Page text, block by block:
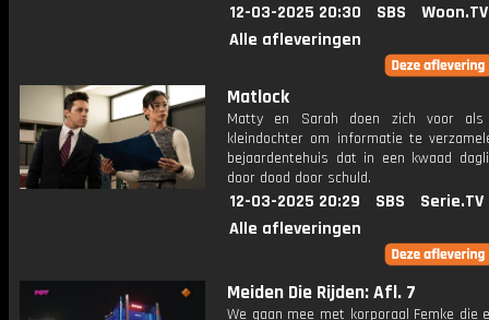
12-03-2025 20:30 SBS
Woon.TV
Alle afleveringen
Matlock
Matty en Sarah doen zich voor
kleindochter om informatie te
bejaardentehuis dat in een kwaad
door dood door schuld.
12-03-2025 20:29 SBS
Serie.TV
Alle afleveringen
Meiden Die Rijden: Afl. 7
We gaan mee met korporaal Femke die